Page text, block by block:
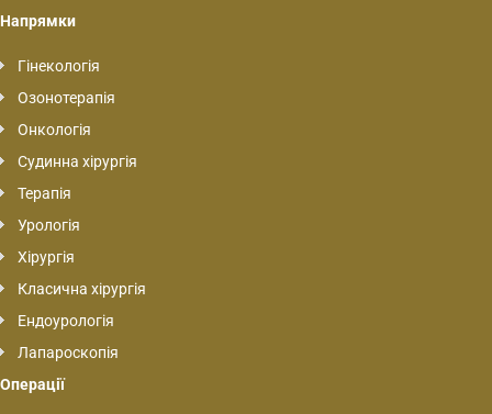
Напрямки
Гінекологія
Озонотерапія
Онкологія
Судинна хірургія
Терапія
Урологія
Хірургія
Класична хірургія
Ендоурологія
Лапароскопія
Операції